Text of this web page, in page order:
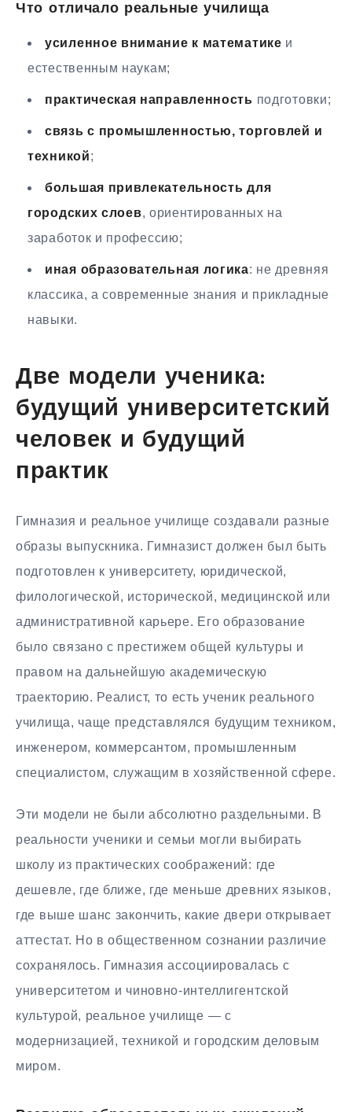
Что отличало реальные училища
усиленное внимание к математике и
естественным наукам;
практическая направленность подготовки;
связь с промышленностью, торговлей и
техникой;
большая привлекательность для
городских слоев, ориентированных на
заработок и профессию;
иная образовательная логика: не древняя
классика, а современные знания и прикладные
навыки.
Две модели ученика:
будущий университетский
человек и будущий
практик
Гимназия и реальное училище создавали разные
образы выпускника. Гимназист должен был быть
подготовлен к университету, юридической,
филологической, исторической, медицинской или
административной карьере. Его образование
было связано с престижем общей культуры и
правом на дальнейшую академическую
траекторию. Реалист, то есть ученик реального
училища, чаще представлялся будущим техником,
инженером, коммерсантом, промышленным
специалистом, служащим в хозяйственной сфере.
Эти модели не были абсолютно раздельными. В
реальности ученики и семьи могли выбирать
школу из практических соображений: где
дешевле, где ближе, где меньше древних языков,
где выше шанс закончить, какие двери открывает
аттестат. Но в общественном сознании различие
сохранялось. Гимназия ассоциировалась с
университетом и чиновно-интеллигентской
культурой, реальное училище — с
модернизацией, техникой и городским деловым
миром.